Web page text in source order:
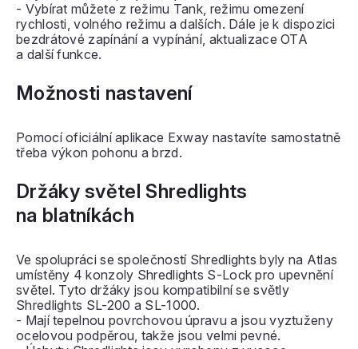
- Vybírat můžete z režimu Tank, režimu omezení
rychlosti, volného režimu a dalších. Dále je k dispozici
bezdrátové zapínání a vypínání, aktualizace OTA
a další funkce.
Možnosti nastavení
Pomocí oficiální aplikace Exway nastavíte samostatně
třeba výkon pohonu a brzd.
Držáky světel Shredlights
na blatníkách
Ve spolupráci se společností Shredlights byly na Atlas
umístěny 4 konzoly Shredlights S-Lock pro upevnění
světel. Tyto držáky jsou kompatibilní se světly
Shredlights SL-200 a SL-1000.
- Mají tepelnou povrchovou úpravu a jsou vyztuženy
ocelovou podpěrou, takže jsou velmi pevné.